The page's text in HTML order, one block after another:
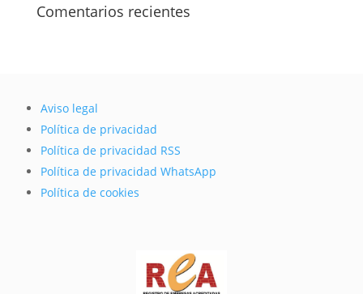
Comentarios recientes
Aviso legal
Política de privacidad
Política de privacidad RSS
Política de privacidad WhatsApp
Política de cookies